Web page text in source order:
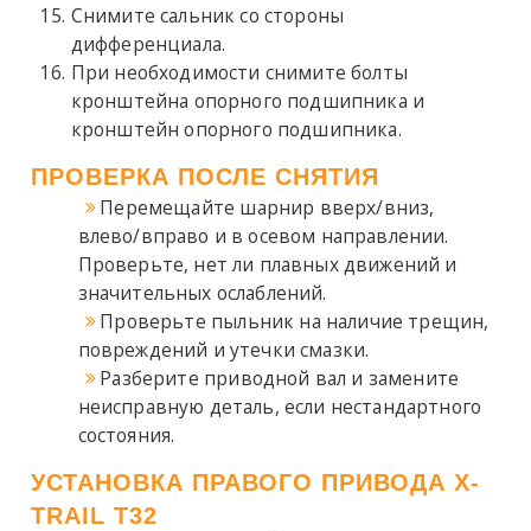
Снимите сальник со стороны
дифференциала.
При необходимости снимите болты
кронштейна опорного подшипника и
кронштейн опорного подшипника.
ПРОВЕРКА ПОСЛЕ СНЯТИЯ
Перемещайте шарнир вверх/вниз,
влево/вправо и в осевом направлении.
Проверьте, нет ли плавных движений и
значительных ослаблений.
Проверьте пыльник на наличие трещин,
повреждений и утечки смазки.
Разберите приводной вал и замените
неисправную деталь, если нестандартного
состояния.
УСТАНОВКА ПРАВОГО ПРИВОДА X-
TRAIL T32